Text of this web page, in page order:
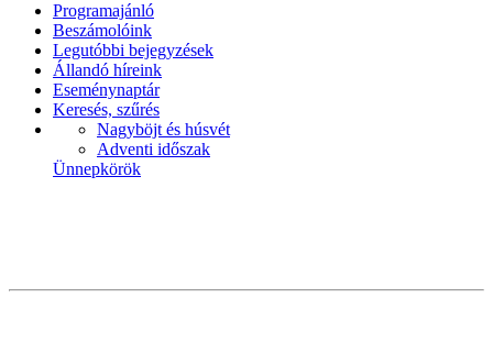
Programajánló
Beszámolóink
Legutóbbi bejegyzések
Állandó híreink
Eseménynaptár
Keresés, szűrés
Nagyböjt és húsvét
Adventi időszak
Ünnepkörök